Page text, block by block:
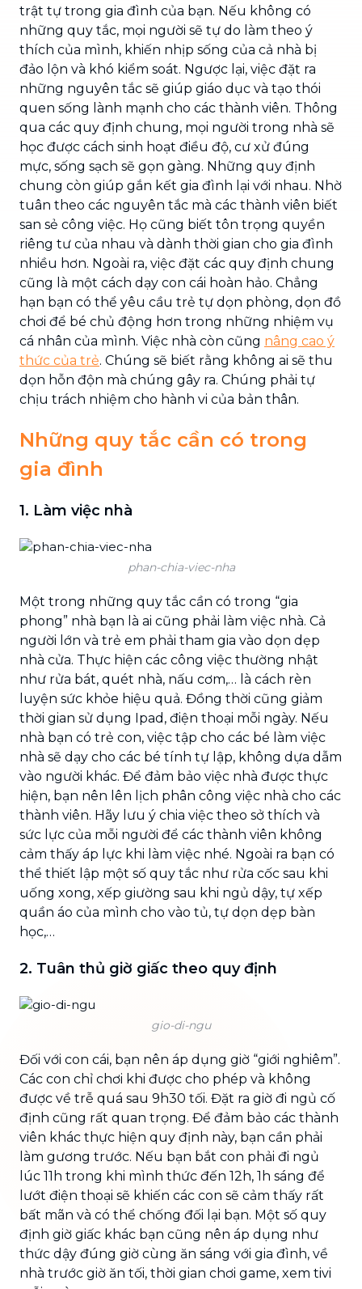
trật tự trong gia đình của bạn. Nếu không có
những quy tắc, mọi người sẽ tự do làm theo ý
thích của mình, khiến nhịp sống của cả nhà bị
đảo lộn và khó kiểm soát. Ngược lại, việc đặt ra
những nguyên tắc sẽ giúp giáo dục và tạo thói
quen sống lành mạnh cho các thành viên. Thông
qua các quy định chung, mọi người trong nhà sẽ
học được cách sinh hoạt điều độ, cư xử đúng
mực, sống sạch sẽ gọn gàng. Những quy định
chung còn giúp gắn kết gia đình lại với nhau. Nhờ
tuân theo các nguyên tắc mà các thành viên biết
san sẻ công việc. Họ cũng biết tôn trọng quyền
riêng tư của nhau và dành thời gian cho gia đình
nhiều hơn. Ngoài ra, việc đặt các quy định chung
cũng là một cách dạy con cái hoàn hảo. Chẳng
hạn bạn có thể yêu cầu trẻ tự dọn phòng, dọn đồ
chơi để bé chủ động hơn trong những nhiệm vụ
cá nhân của mình. Việc nhà còn cũng nâng cao ý
thức của trẻ. Chúng sẽ biết rằng không ai sẽ thu
dọn hỗn độn mà chúng gây ra. Chúng phải tự
chịu trách nhiệm cho hành vi của bản thân.
Những quy tắc cần có trong
gia đình
1. Làm việc nhà
phan-chia-viec-nha
Một trong những quy tắc cần có trong “gia
phong” nhà bạn là ai cũng phải làm việc nhà. Cả
người lớn và trẻ em phải tham gia vào dọn dẹp
nhà cửa. Thực hiện các công việc thường nhật
như rửa bát, quét nhà, nấu cơm,… là cách rèn
luyện sức khỏe hiệu quả. Đồng thời cũng giảm
thời gian sử dụng Ipad, điện thoại mỗi ngày. Nếu
nhà bạn có trẻ con, việc tập cho các bé làm việc
nhà sẽ dạy cho các bé tính tự lập, không dựa dẫm
vào người khác. Để đảm bảo việc nhà được thực
hiện, bạn nên lên lịch phân công việc nhà cho các
thành viên. Hãy lưu ý chia việc theo sở thích và
sức lực của mỗi người để các thành viên không
cảm thấy áp lực khi làm việc nhé. Ngoài ra bạn có
thể thiết lập một số quy tắc như rửa cốc sau khi
uống xong, xếp giường sau khi ngủ dậy, tự xếp
quần áo của mình cho vào tủ, tự dọn dẹp bàn
học,…
2. Tuân thủ giờ giấc theo quy định
gio-di-ngu
Đối với con cái, bạn nên áp dụng giờ “giới nghiêm”.
Các con chỉ chơi khi được cho phép và không
được về trễ quá sau 9h30 tối. Đặt ra giờ đi ngủ cố
định cũng rất quan trọng. Để đảm bảo các thành
viên khác thực hiện quy định này, bạn cần phải
làm gương trước. Nếu bạn bắt con phải đi ngủ
lúc 11h trong khi mình thức đến 12h, 1h sáng để
lướt điện thoại sẽ khiến các con sẽ cảm thấy rất
bất mãn và có thể chống đối lại bạn. Một số quy
định giờ giấc khác bạn cũng nên áp dụng như
thức dậy đúng giờ cùng ăn sáng với gia đình, về
nhà trước giờ ăn tối, thời gian chơi game, xem tivi